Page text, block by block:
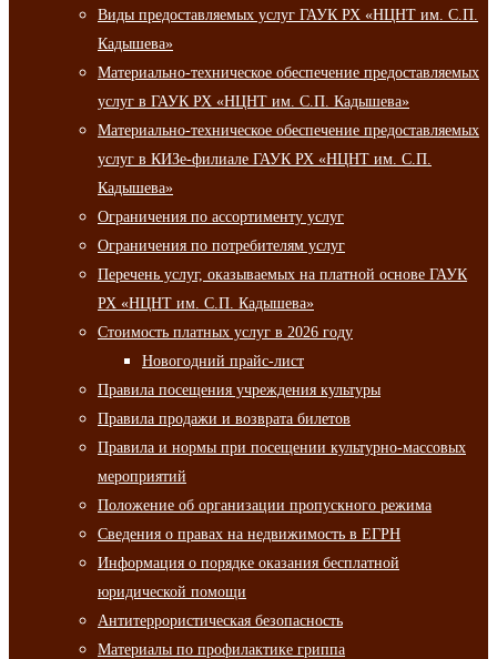
Виды предоставляемых услуг ГАУК РХ «НЦНТ им. С.П.
Кадышева»
Материально-техническое обеспечение предоставляемых
услуг в ГАУК РХ «НЦНТ им. С.П. Кадышева»
Материально-техническое обеспечение предоставляемых
услуг в КИЗе-филиале ГАУК РХ «НЦНТ им. С.П.
Кадышева»
Ограничения по ассортименту услуг
Ограничения по потребителям услуг
Перечень услуг, оказываемых на платной основе ГАУК
РХ «НЦНТ им. С.П. Кадышева»
Стоимость платных услуг в 2026 году
Новогодний прайс-лист
Правила посещения учреждения культуры
Правила продажи и возврата билетов
Правила и нормы при посещении культурно-массовых
мероприятий
Положение об организации пропускного режима
Сведения о правах на недвижимость в ЕГРН
Информация о порядке оказания бесплатной
юридической помощи
Антитеррористическая безопасность
Материалы по профилактике гриппа